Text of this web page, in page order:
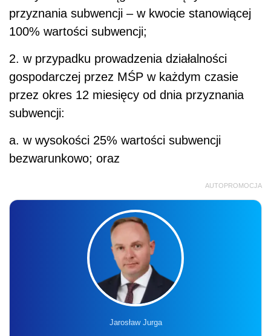
przyznania subwencji – w kwocie stanowiącej
100% wartości subwencji;
2. w przypadku prowadzenia działalności
gospodarczej przez MŚP w każdym czasie
przez okres 12 miesięcy od dnia przyznania
subwencji:
a. w wysokości 25% wartości subwencji
bezwarunkowo; oraz
AUTOPROMOCJA
Jarosław Jurga